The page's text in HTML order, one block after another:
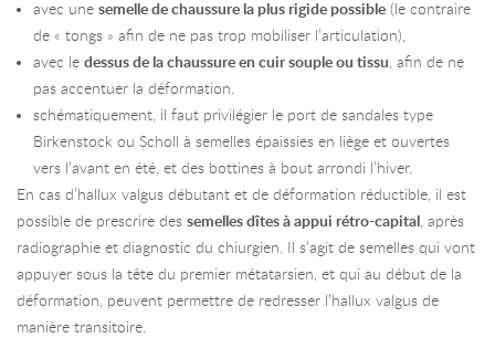
avec une semelle de chaussure la plus rigide possible (le contraire
de « tongs » afin de ne pas trop mobiliser l’articulation),
avec le dessus de la chaussure en cuir souple ou tissu, afin de ne
pas accentuer la déformation.
schématiquement, il faut privilégier le port de sandales type
Birkenstock ou Scholl à semelles épaissies en liège et ouvertes
vers l’avant en été, et des bottines à bout arrondi l’hiver.
En cas d’hallux valgus débutant et de déformation réductible, il est
possible de prescrire des semelles dîtes à appui rétro-capital , après
radiographie et diagnostic du chiurgien. Il s’agit de semelles qui vont
appuyer sous la tête du premier métatarsien, et qui au début de la
déformation, peuvent permettre de redresser l’hallux valgus de
manière transitoire.